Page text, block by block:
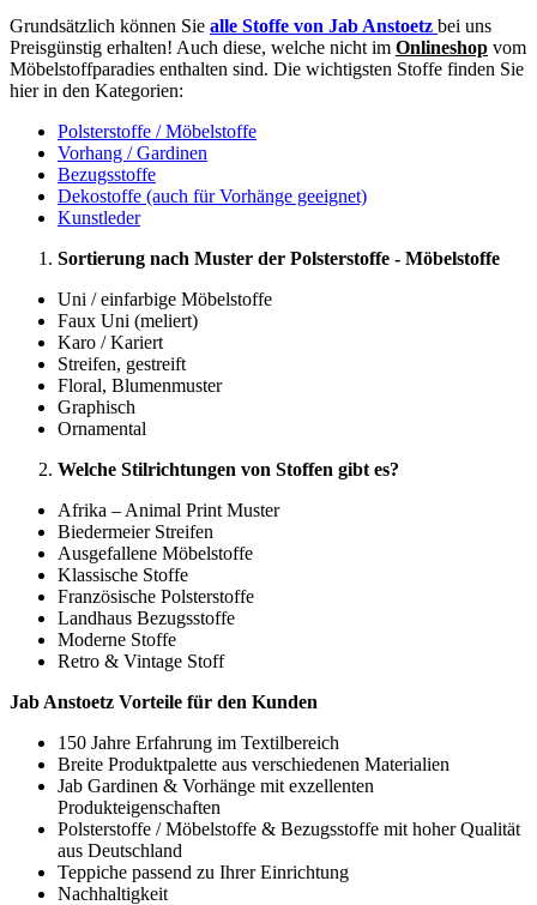
Grundsätzlich können Sie alle Stoffe von Jab Anstoetz bei uns
Preisgünstig erhalten! Auch diese, welche nicht im Onlineshop vom
Möbelstoffparadies enthalten sind. Die wichtigsten Stoffe finden Sie
hier in den Kategorien:
Polsterstoffe / Möbelstoffe
Vorhang / Gardinen
Bezugsstoffe
Dekostoffe (auch für Vorhänge geeignet)
Kunstleder
Sortierung nach Muster der Polsterstoffe - Möbelstoffe
Uni / einfarbige Möbelstoffe
Faux Uni (meliert)
Karo / Kariert
Streifen, gestreift
Floral, Blumenmuster
Graphisch
Ornamental
Welche Stilrichtungen von Stoffen gibt es?
Afrika – Animal Print Muster
Biedermeier Streifen
Ausgefallene Möbelstoffe
Klassische Stoffe
Französische Polsterstoffe
Landhaus Bezugsstoffe
Moderne Stoffe
Retro & Vintage Stoff
Jab Anstoetz Vorteile für den Kunden
150 Jahre Erfahrung im Textilbereich
Breite Produktpalette aus verschiedenen Materialien
Jab Gardinen & Vorhänge mit exzellenten
Produkteigenschaften
Polsterstoffe / Möbelstoffe & Bezugsstoffe mit hoher Qualität
aus Deutschland
Teppiche passend zu Ihrer Einrichtung
Nachhaltigkeit